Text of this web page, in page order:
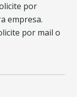
por
empresa.
por mail o